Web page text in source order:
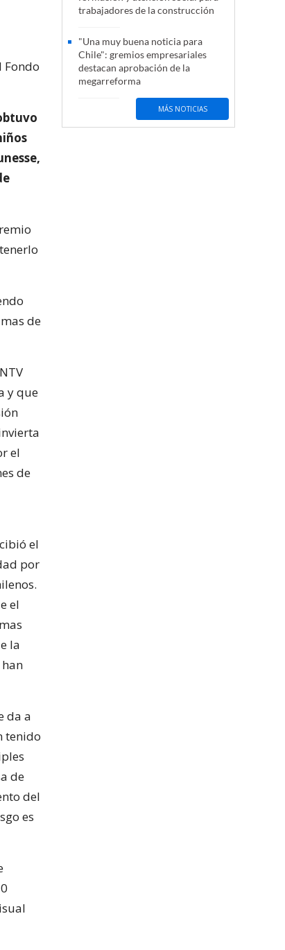
Fondo
de
y que
el
de
el
por
el
la
da a
tenido
de
del
es
trabajadores de la construcción
"Una muy buena noticia para
Chile": gremios empresariales
destacan aprobación de la
megarreforma
MÁS NOTICIAS